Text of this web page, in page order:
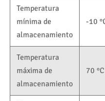
Temperatura
mínima de
almacenamiento
-10
Temperatura
máxima de
almacenamiento
70 °C